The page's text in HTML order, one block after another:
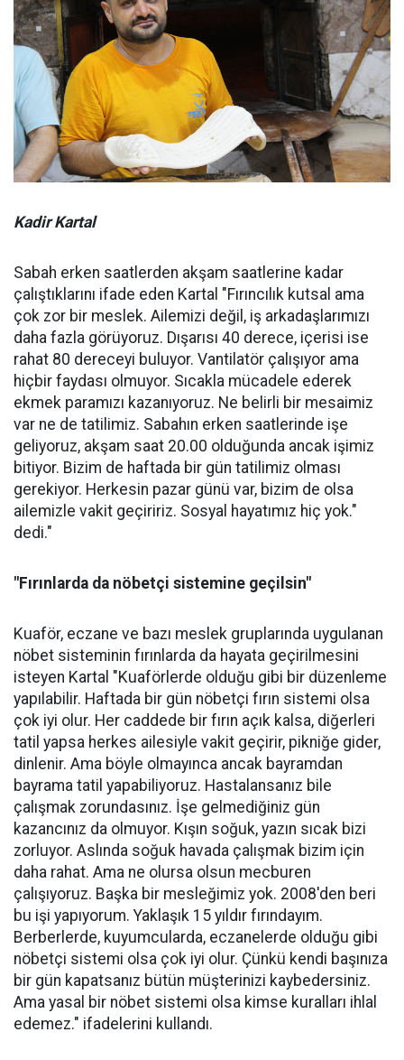
Kadir Kartal
Sabah erken saatlerden akşam saatlerine kadar
çalıştıklarını ifade eden Kartal "Fırıncılık kutsal ama
çok zor bir meslek. Ailemizi değil, iş arkadaşlarımızı
daha fazla görüyoruz. Dışarısı 40 derece, içerisi ise
rahat 80 dereceyi buluyor. Vantilatör çalışıyor ama
hiçbir faydası olmuyor. Sıcakla mücadele ederek
ekmek paramızı kazanıyoruz. Ne belirli bir mesaimiz
var ne de tatilimiz. Sabahın erken saatlerinde işe
geliyoruz, akşam saat 20.00 olduğunda ancak işimiz
bitiyor. Bizim de haftada bir gün tatilimiz olması
gerekiyor. Herkesin pazar günü var, bizim de olsa
ailemizle vakit geçiririz. Sosyal hayatımız hiç yok."
dedi."
"Fırınlarda da nöbetçi sistemine geçilsin"
Kuaför, eczane ve bazı meslek gruplarında uygulanan
nöbet sisteminin fırınlarda da hayata geçirilmesini
isteyen Kartal "Kuaförlerde olduğu gibi bir düzenleme
yapılabilir. Haftada bir gün nöbetçi fırın sistemi olsa
çok iyi olur. Her caddede bir fırın açık kalsa, diğerleri
tatil yapsa herkes ailesiyle vakit geçirir, pikniğe gider,
dinlenir. Ama böyle olmayınca ancak bayramdan
bayrama tatil yapabiliyoruz. Hastalansanız bile
çalışmak zorundasınız. İşe gelmediğiniz gün
kazancınız da olmuyor. Kışın soğuk, yazın sıcak bizi
zorluyor. Aslında soğuk havada çalışmak bizim için
daha rahat. Ama ne olursa olsun mecburen
çalışıyoruz. Başka bir mesleğimiz yok. 2008'den beri
bu işi yapıyorum. Yaklaşık 15 yıldır fırındayım.
Berberlerde, kuyumcularda, eczanelerde olduğu gibi
nöbetçi sistemi olsa çok iyi olur. Çünkü kendi başınıza
bir gün kapatsanız bütün müşterinizi kaybedersiniz.
Ama yasal bir nöbet sistemi olsa kimse kuralları ihlal
edemez." ifadelerini kullandı.